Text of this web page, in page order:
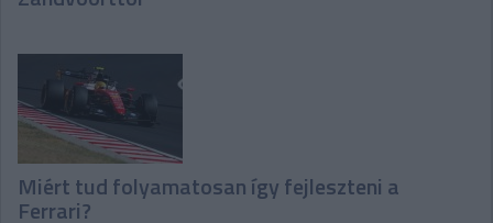
Miért tud folyamatosan így fejleszteni a
Ferrari?